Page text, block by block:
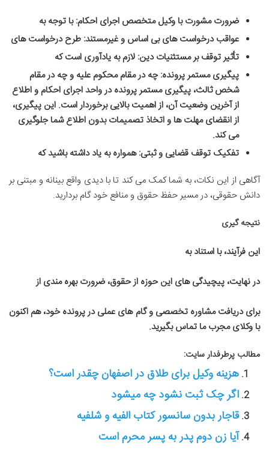
ضرورت مشورت با وکیل متخصص اجرای احکام:با توجه به
عواقب درخواست های بی اساس و غیرمستند: طرح درخواست های
تأثیر توقف بر مستثنیات دین: لازم به یادآوری است که
پیگیری مستمر پرونده:چه در مقام محکوم علیه و چه در مقام
شخص ثالث، پیگیری مستمر پرونده در واحد اجرای احکام و اطلاع
از آخرین وضعیت آن، از اهمیت بالایی برخوردار است. این پیگیری،
از انقضای مهلت ها و اتخاذ تصمیمات بدون اطلاع شما جلوگیری
می کند.
تفکیک توقف قضایی و ثبتی:همواره به یاد داشته باشید که
آگاهی از این نکات، به شما کمک می کند تا با دیدی واقع بینانه و مبتنی بر
دانش حقوقی، در مسیر حفظ حقوق و منافع خود گام بردارید.
نتیجه گیری
این فرآیند، با استناد به
در نهایت، پیچیدگی های این حوزه از حقوق، ضرورت بهره مندی از
برای دریافت مشاوره تخصصی و گام های عملی در پرونده خود، هم اکنون
با وکلای مجرب ما تماس بگیرید.
مطالب پرطرفدار سایت:
هزینه وکیل برای طلاق در اصفهان چقدر است؟
اگر چک ثبت نشود چه میشود
قاجار بدون سانسور کتاب الفیه و شلفیه
آیا زن دوم پدر به پسر محرم است